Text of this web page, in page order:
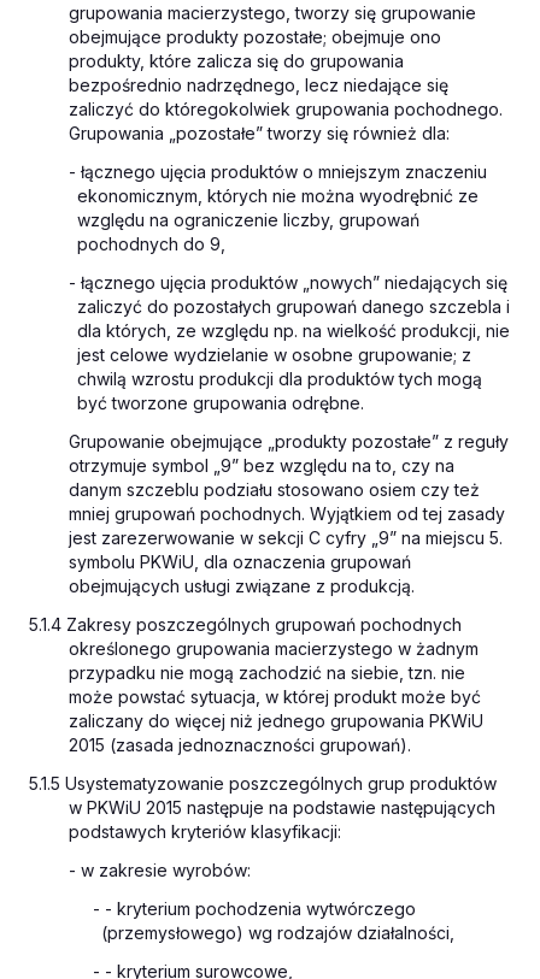
grupowania macierzystego, tworzy się grupowanie
obejmujące produkty pozostałe; obejmuje ono
produkty, które zalicza się do grupowania
bezpośrednio nadrzędnego, lecz niedające się
zaliczyć do któregokolwiek grupowania pochodnego.
Grupowania „pozostałe” tworzy się również dla:
- łącznego ujęcia produktów o mniejszym znaczeniu
ekonomicznym, których nie można wyodrębnić ze
względu na ograniczenie liczby, grupowań
pochodnych do 9,
- łącznego ujęcia produktów „nowych” niedających się
zaliczyć do pozostałych grupowań danego szczebla i
dla których, ze względu np. na wielkość produkcji, nie
jest celowe wydzielanie w osobne grupowanie; z
chwilą wzrostu produkcji dla produktów tych mogą
być tworzone grupowania odrębne.
Grupowanie obejmujące „produkty pozostałe” z reguły
otrzymuje symbol „9” bez względu na to, czy na
danym szczeblu podziału stosowano osiem czy też
mniej grupowań pochodnych. Wyjątkiem od tej zasady
jest zarezerwowanie w sekcji C cyfry „9” na miejscu 5.
symbolu PKWiU, dla oznaczenia grupowań
obejmujących usługi związane z produkcją.
5.1.4 Zakresy poszczególnych grupowań pochodnych
określonego grupowania macierzystego w żadnym
przypadku nie mogą zachodzić na siebie, tzn. nie
może powstać sytuacja, w której produkt może być
zaliczany do więcej niż jednego grupowania PKWiU
2015 (zasada jednoznaczności grupowań).
5.1.5 Usystematyzowanie poszczególnych grup produktów
w PKWiU 2015 następuje na podstawie następujących
podstawych kryteriów klasyfikacji:
- w zakresie wyrobów:
- - kryterium pochodzenia wytwórczego
(przemysłowego) wg rodzajów działalności,
- - kryterium surowcowe,